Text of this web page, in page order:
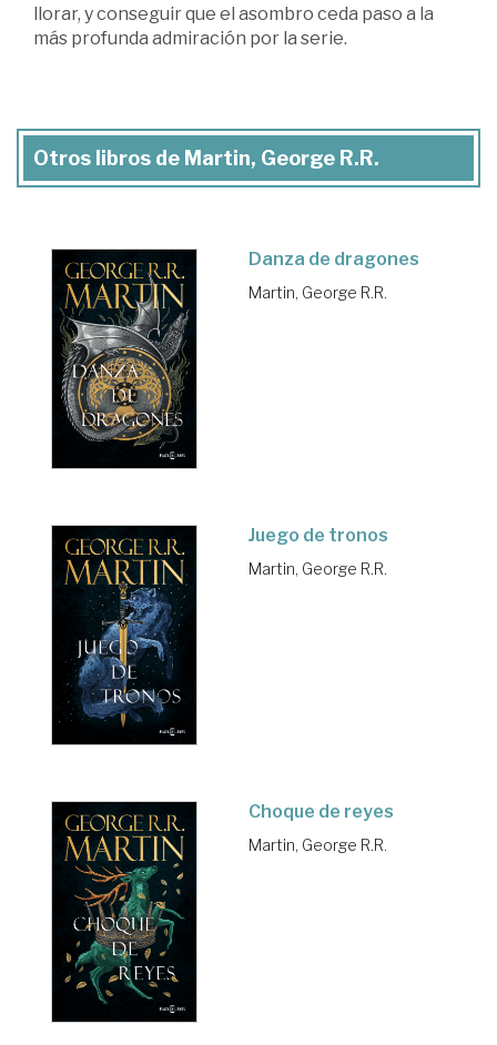
llorar, y conseguir que el asombro ceda paso a la
más profunda admiración por la serie.
Otros libros de Martin, George R.R.
Danza de dragones
Martin, George R.R.
Juego de tronos
Martin, George R.R.
Choque de reyes
Martin, George R.R.